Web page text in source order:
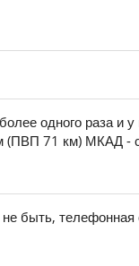
одного раза и у
(ПВП 71 км) МКАД -
быть,